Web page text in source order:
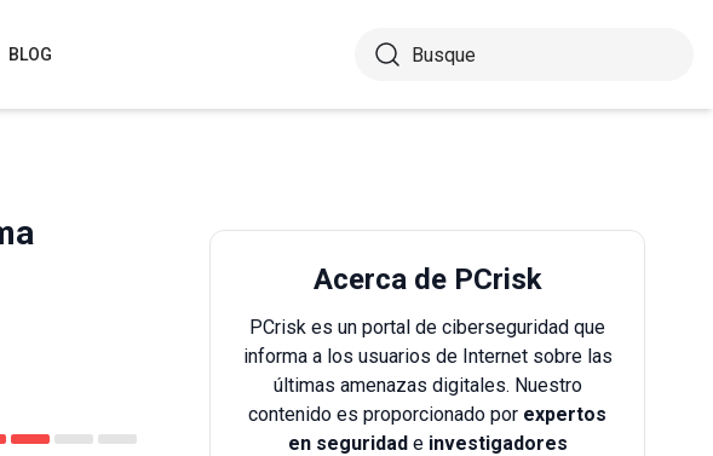
BLOG
Acerca de PCrisk
PCrisk es un portal de ciberseguridad que
informa a los usuarios de Internet sobre las
últimas amenazas digitales. Nuestro
contenido es proporcionado por expertos
en seguridade investigadores